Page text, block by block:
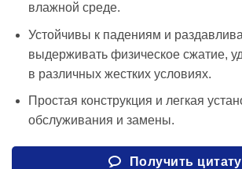
влажной среде.
Устойчивы к падениям и
выдерживать физическое сжатие,
в различных жестких условиях.
Простая конструкция и легкая
обслуживания и замены.
Получить цитату